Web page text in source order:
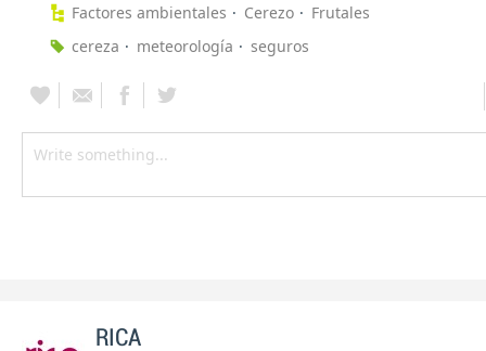
Factores ambientales Cerezo
Frutales
cereza
meteorología seguros
RICA